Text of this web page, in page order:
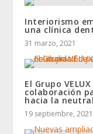
Interiorismo
una clínica
31 marzo, 2021
El Grupo
colaboración
hacia la
19 septiembre, 2021